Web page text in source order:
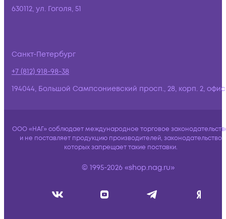
630112, ул. Гоголя, 51
Санкт-Петербург
+7 (812) 918-98-38
194044, Большой Сампсониевский просп., 28, корп. 2,
ООО «НАГ» соблюдает международное торговое
и не поставляет продукцию производителей, законодательство
которых запрещает такие поставки.
© 1995-2026 «shop.nag.ru»